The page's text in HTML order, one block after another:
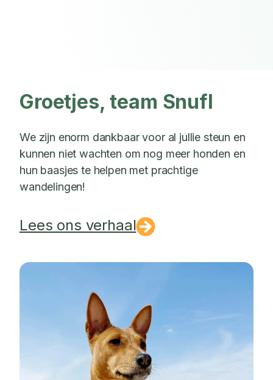
Groetjes, team Snufl
We zijn enorm dankbaar voor al jullie steun en
kunnen niet wachten om nog meer honden en
hun baasjes te helpen met prachtige
wandelingen!
Lees ons verhaal